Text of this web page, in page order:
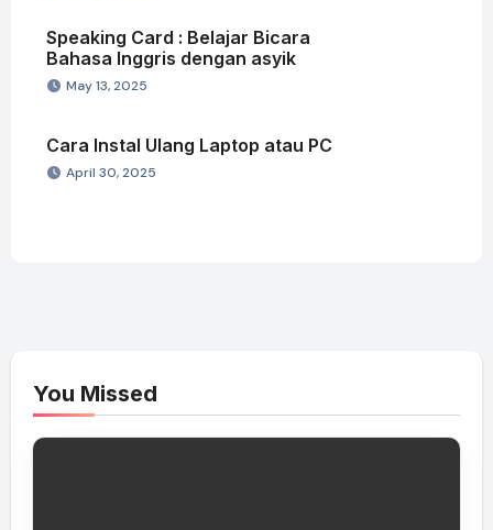
Speaking Card : Belajar Bicara
Bahasa Inggris dengan asyik
May 13, 2025
Cara Instal Ulang Laptop atau PC
April 30, 2025
You Missed